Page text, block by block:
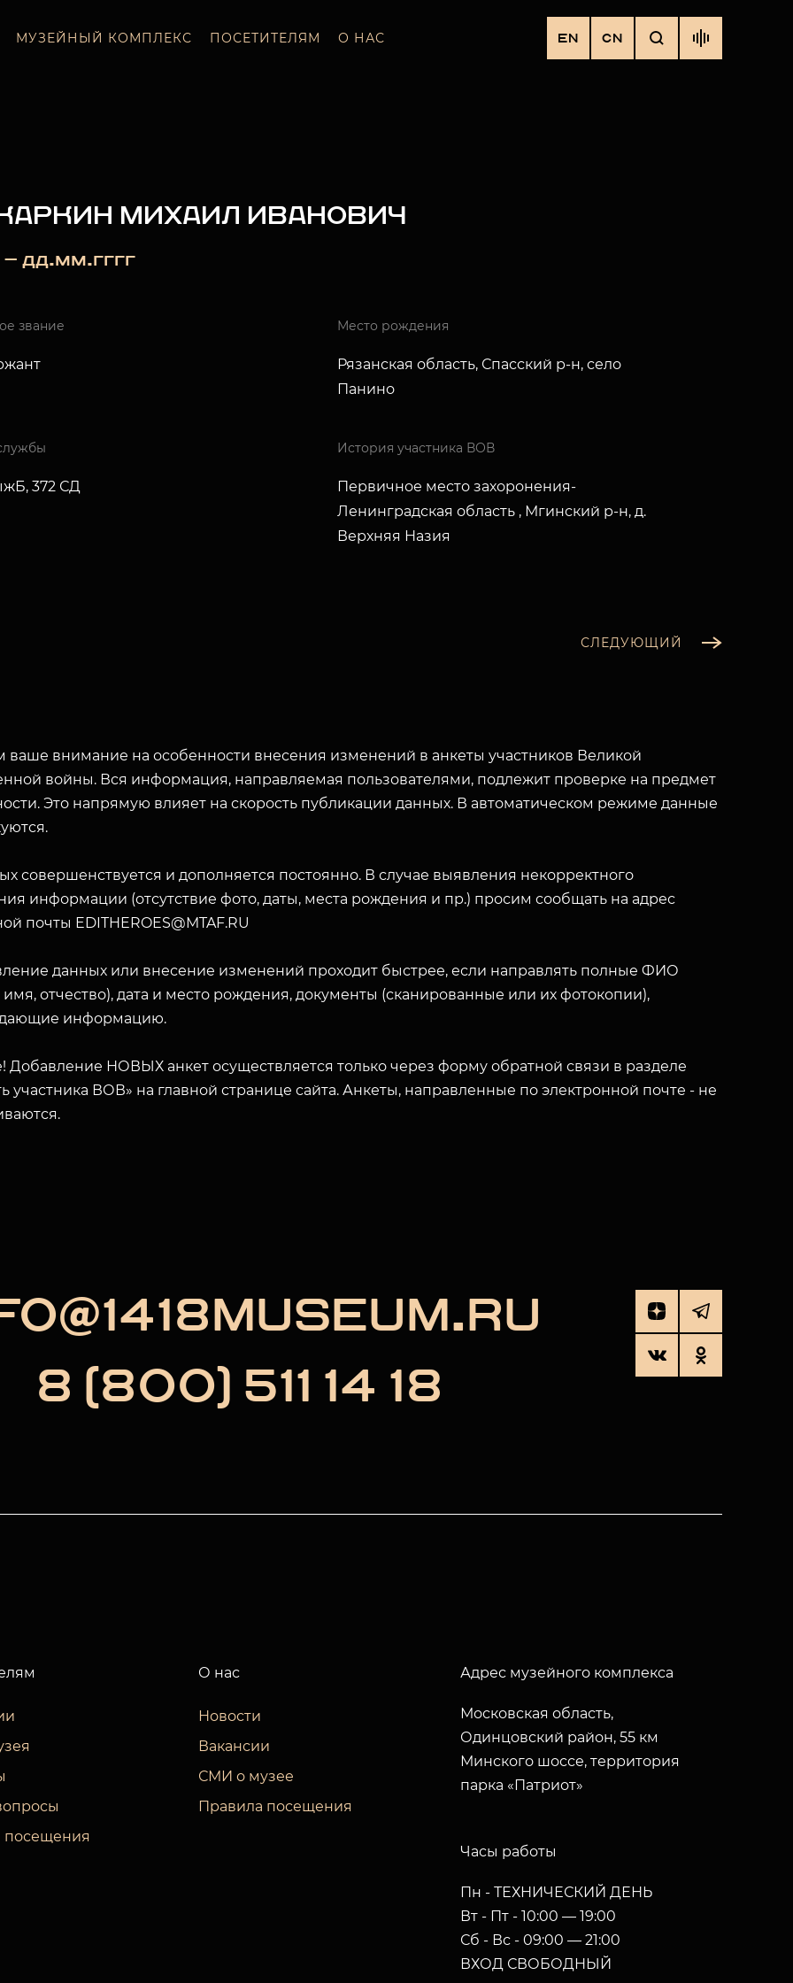
МУЗЕЙНЫЙ КОМПЛЕКС ПОСЕТИТЕЛЯМ О НАС EN CN
МИХАИЛ ИВАНОВИЧ
— дд.мм.гггг
звание Место рождения
Рязанская область, Спасский р-н, село
Панино
372 СД
История участника ВОВ
Первичное место захоронения-
Ленинградская область , Мгинский р-н, д.
Верхняя Назия
СЛЕДУЮЩИЙ
внимание на особенности внесения изменений в анкеты участников Великой
войны. Вся информация, направляемая пользователями, подлежит проверке на предмет
Это напрямую влияет на скорость публикации данных. В автоматическом режиме данные
совершенствуется и дополняется постоянно. В случае выявления некорректного
информации (отсутствие фото, даты, места рождения и пр.) просим сообщать на адрес
почты EDITHEROES@MTAF.RU
данных или внесение изменений проходит быстрее, если направлять полные ФИО
отчество), дата и место рождения, документы (сканированные или их фотокопии),
информацию.
Добавление НОВЫХ анкет осуществляется только через форму обратной связи в разделе
участника ВОВ» на главной странице сайта. Анкеты, направленные по электронной почте - не
8 (800) 511 14 18
посещения
О нас
Новости
Вакансии
СМИ о музее
Правила посещения
Адрес музейного комплекса
Московская область,
Одинцовский район, 55 км
Минского шоссе, территория
парка «Патриот»
Часы работы
Пн - ТЕХНИЧЕСКИЙ ДЕНЬ
Вт - Пт - 10:00 — 19:00
Сб - Вс - 09:00 — 21:00
ВХОД СВОБОДНЫЙ